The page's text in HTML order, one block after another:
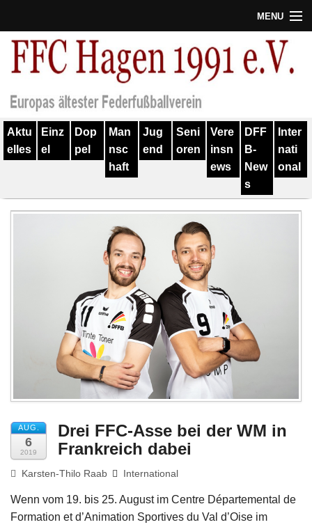
MENU
Termine
Verein
Geschichte
Training
Aktu
elles
Einz
el
Dop
pel
Man
nsc
haft
Jug
end
Seni
oren
Vere
insn
ews
DFF
B-
New
s
Inter
nati
onal
AUG.
6
2019
Drei FFC-Asse bei der WM in
Frankreich dabei
Karsten-Thilo Raab International
Wenn vom 19. bis 25. August im Centre Départemental de
Formation et d’Animation Sportives du Val d’Oise im